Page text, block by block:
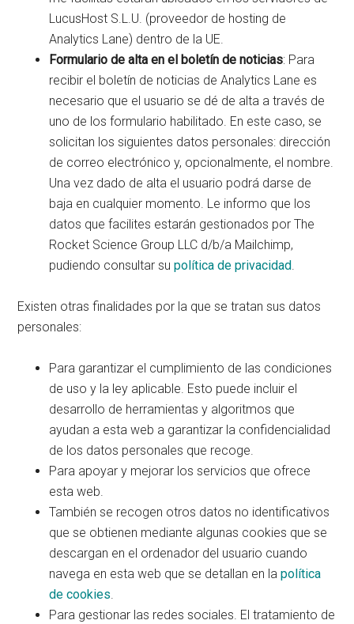
LucusHost S.L.U. (proveedor de hosting de
Analytics Lane) dentro de la UE.
Formulario de alta en el boletín de noticias: Para
recibir el boletín de noticias de Analytics Lane es
necesario que el usuario se dé de alta a través de
uno de los formulario habilitado. En este caso, se
solicitan los siguientes datos personales: dirección
de correo electrónico y, opcionalmente, el nombre.
Una vez dado de alta el usuario podrá darse de
baja en cualquier momento. Le informo que los
datos que facilites estarán gestionados por The
Rocket Science Group LLC d/b/a Mailchimp,
pudiendo consultar supolítica de privacidad.
Existen otras finalidades por la que se tratan sus datos
personales:
Para garantizar el cumplimiento de las condiciones
de uso y la ley aplicable. Esto puede incluir el
desarrollo de herramientas y algoritmos que
ayudan a esta web a garantizar la confidencialidad
de los datos personales que recoge.
Para apoyar y mejorar los servicios que ofrece
esta web.
También se recogen otros datos no identificativos
que se obtienen mediante algunas cookies que se
descargan en el ordenador del usuario cuando
navega en esta web que se detallan en lapolítica
de cookies.
Para gestionar las redes sociales. El tratamiento de